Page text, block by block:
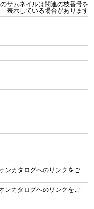
サムネイルは関連の枝番号を
表示している場合があります
ンカタログへのリンクをご
ンカタログへのリンクをご